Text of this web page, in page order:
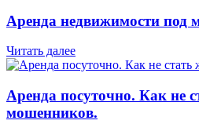
Аренда недвижимости под
Читать далее
Аренда посуточно. Как не
мошенников.